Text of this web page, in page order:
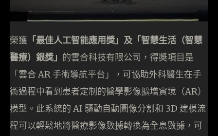
榮獲 「最佳人工智能應用獎」及「智慧生活（智慧
醫療）銀獎」 的雲合科技有限公司，得奬項目是
「雲合 AR 手術導航平台」，可協助外科醫生在手
術過程中看到患者定制的醫學影像擴增實境（AR）
模型。此系統的 AI 驅動自動圖像分割和 3D 建模流
程可以輕鬆地將醫療影像數據轉換為全息數據，可